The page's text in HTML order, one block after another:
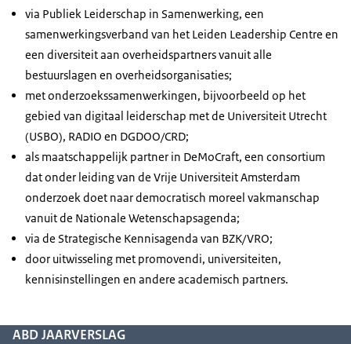
via Publiek Leiderschap in Samenwerking, een
samenwerkingsverband van het Leiden Leadership Centre en
een diversiteit aan overheidspartners vanuit alle
bestuurslagen en overheidsorganisaties;
met onderzoekssamenwerkingen, bijvoorbeeld op het
gebied van digitaal leiderschap met de Universiteit Utrecht
(USBO), RADIO en DGDOO/CRD;
als maatschappelijk partner in DeMoCraft, een consortium
dat onder leiding van de Vrije Universiteit Amsterdam
onderzoek doet naar democratisch moreel vakmanschap
vanuit de Nationale Wetenschapsagenda;
via de Strategische Kennisagenda van BZK/VRO;
door uitwisseling met promovendi, universiteiten,
kennisinstellingen en andere academisch partners.
ABD JAARVERSLAG